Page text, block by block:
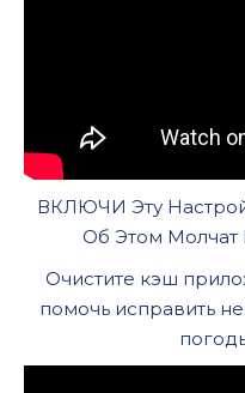
ВКЛЮЧИ Эту
Об Этом Молчат
Очистите кэш
помочь исправить